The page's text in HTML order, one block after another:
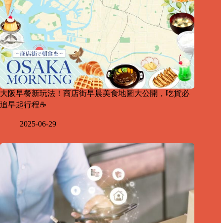
大阪早餐新玩法！商店街早晨美食地圖大公開，吃貨必
追早起行程☕
2025-06-29